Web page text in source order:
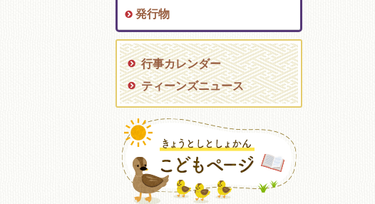
図書館
発行物
行事カレンダー
ティーンズニュース